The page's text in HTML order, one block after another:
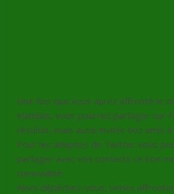
Une fois que vous aurez affronté le
irlandais, vous pourrez partager sur
résultat, mais aussi inviter vos amis
Pour les adeptes de Twitter vous
partager avec vos contacts ce bon
convivialité.
Alors dépéchez-vous, venez